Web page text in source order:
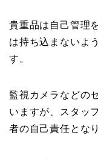
貴重品は自己管理
は持ち込まないよ
す。
監視カメラなどの
いますが、スタッ
者の自己責任とな